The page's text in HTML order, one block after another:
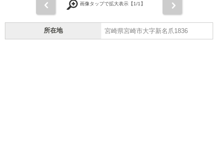
画像タップで拡大表示【1/1】
所在地 宮崎県宮崎市大字新名爪1836